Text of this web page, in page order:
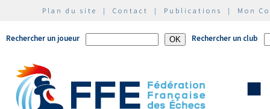
Plan du site | Contact | Publications | Mon
Rechercher un joueur Rechercher un club